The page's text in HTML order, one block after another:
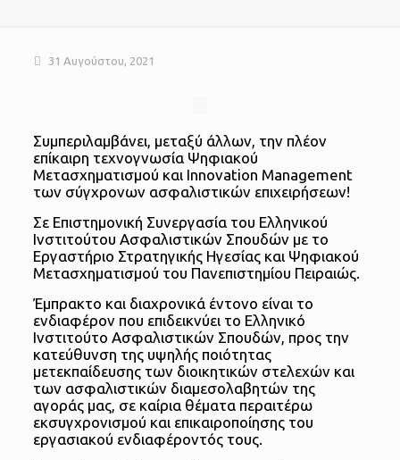
31 Αυγούστου, 2021
Συμπεριλαμβάνει, μεταξύ άλλων, την πλέον
επίκαιρη τεχνογνωσία Ψηφιακού
Μετασχηματισμού και Innovation Management
των σύγχρονων ασφαλιστικών επιχειρήσεων!
Σε Επιστημονική Συνεργασία του Ελληνικού
Ινστιτούτου Ασφαλιστικών Σπουδών με το
Εργαστήριο Στρατηγικής Ηγεσίας και Ψηφιακού
Μετασχηματισμού του Πανεπιστημίου Πειραιώς.
Έμπρακτο και διαχρονικά έντονο είναι το
ενδιαφέρον που επιδεικνύει το Ελληνικό
Ινστιτούτο Ασφαλιστικών Σπουδών, προς την
κατεύθυνση της υψηλής ποιότητας
μετεκπαίδευσης των διοικητικών στελεχών και
των ασφαλιστικών διαμεσολαβητών της
αγοράς μας, σε καίρια θέματα περαιτέρω
εκσυγχρονισμού και επικαιροποίησης του
εργασιακού ενδιαφέροντός τους.